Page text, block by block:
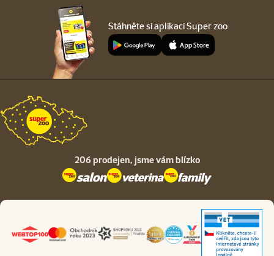
Stáhněte si aplikaci Super zoo
206 prodejen, jsme vám blízko